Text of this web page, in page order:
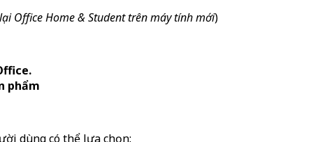
Office Home & Student trên máy tính mới)
phẩm
dùng có thể lựa chọn: